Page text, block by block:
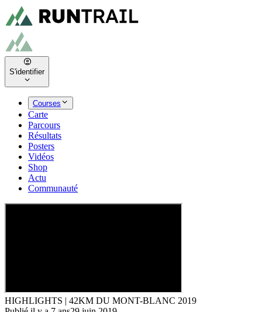
S'identifier
Courses
Carte
Parcours
Résultats
Posters
Vidéos
Shop
Actu
Communauté
HIGHLIGHTS | 42KM DU MONT-BLANC 2019